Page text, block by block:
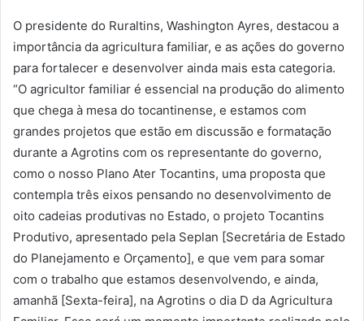
O presidente do Ruraltins, Washington Ayres, destacou a
importância da agricultura familiar, e as ações do governo
para fortalecer e desenvolver ainda mais esta categoria.
“O agricultor familiar é essencial na produção do alimento
que chega à mesa do tocantinense, e estamos com
grandes projetos que estão em discussão e formatação
durante a Agrotins com os representante do governo,
como o nosso Plano Ater Tocantins, uma proposta que
contempla três eixos pensando no desenvolvimento de
oito cadeias produtivas no Estado, o projeto Tocantins
Produtivo, apresentado pela Seplan [Secretária de Estado
do Planejamento e Orçamento], e que vem para somar
com o trabalho que estamos desenvolvendo, e ainda,
amanhã [Sexta-feira], na Agrotins o dia D da Agricultura